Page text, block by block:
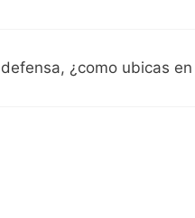
¿como ubicas